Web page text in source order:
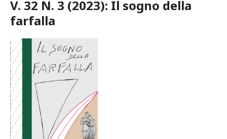
V. 32 N. 3 (2023): Il sogno della
farfalla